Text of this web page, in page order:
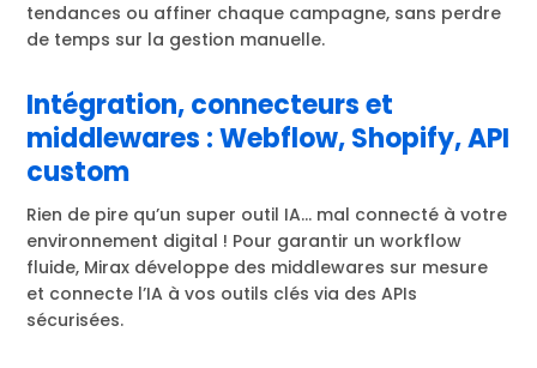
tendances ou affiner chaque campagne, sans perdre
de temps sur la gestion manuelle.
Intégration, connecteurs et
middlewares : Webflow, Shopify, API
custom
Rien de pire qu’un super outil IA… mal connecté à votre
environnement digital ! Pour garantir un workflow
fluide, Mirax développe des middlewares sur mesure
et connecte l’IA à vos outils clés via des APIs
sécurisées.